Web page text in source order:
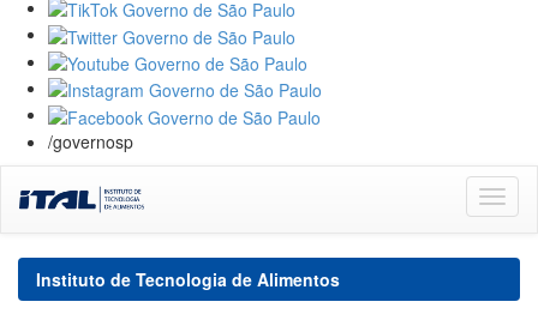
/governosp
navigation
Instituto de Tecnologia de Alimentos